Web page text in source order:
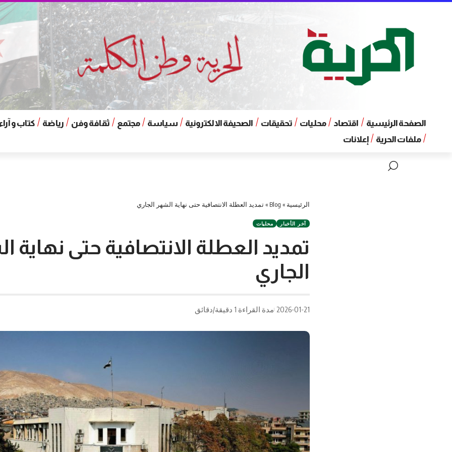
الصفحة الرئيسية اقتصاد محليات تحقيقات الصحيفة الالكترونية سياسة مجتمع ثقافة وفن رياضة
كتاب و
ملفات الحرية
إعلانات
الرئيسية »
Blog
»تمديد العطلة الانتصافية حتى نهاية الشهر الجاري
آخر الأخبار محليات
تمديد العطلة الانتصافية حتى نهاية
الجاري
2026-01-21 مدة القراءة 1 دقيقة/دقائق